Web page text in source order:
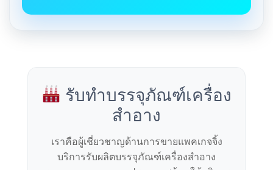
รับทำบรรจุภัณฑ์เครื่อง
สำอาง
เราคือผู้เชี่ยวชาญด้านการขายแพคเกจจิ้ง
บริการรับผลิตบรรจุภัณฑ์เครื่องสำอาง